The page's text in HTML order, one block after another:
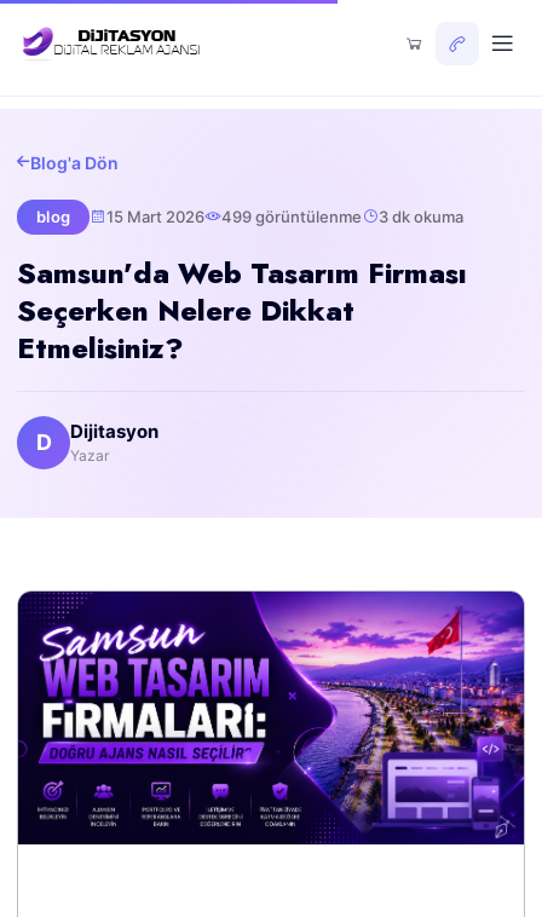
Blog'a Dön
blog 15 Mart 2026 499 görüntülenme 3 dk okuma
Samsun'da Web Tasarım Firması
Seçerken Nelere Dikkat
Etmelisiniz?
D Dijitasyon
Yazar